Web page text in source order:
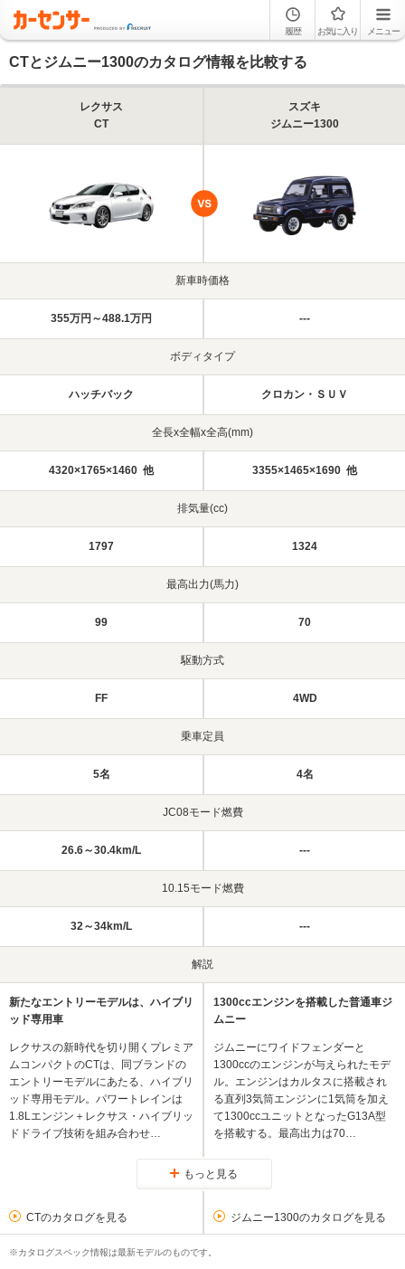
履歴 お気に入り メニュー
CTとジムニー1300のカタログ情報を比較する
レクサス
CT
スズキ
ジムニー1300
新車時価格
355万円～488.1万円 ---
ボディタイプ
ハッチバック クロカン・ＳＵＶ
全長x全幅x全高(mm)
4320×1765×1460 他 3355×1465×1690 他
排気量(cc)
1797 1324
最高出力(馬力)
99 70
駆動方式
FF 4WD
乗車定員
5名 4名
JC08モード燃費
26.6～30.4km/L ---
10.15モード燃費
32～34km/L ---
解説
新たなエントリーモデルは、ハイブリ
ッド専用車
レクサスの新時代を切り開くプレミア
ムコンパクトのCTは、同ブランドの
エントリーモデルにあたる、ハイブリ
ッド専用モデル。パワートレインは
1.8Lエンジン＋レクサス・ハイブリッ
ドドライブ技術を組み合わせ…
1300ccエンジンを搭載した普通車ジ
ムニー
ジムニーにワイドフェンダーと
1300ccのエンジンが与えられたモデ
ル。エンジンはカルタスに搭載され
る直列3気筒エンジンに1気筒を加え
て1300ccユニットとなったG13A型
を搭載する。最高出力は70…
もっと見る
CTのカタログを見る ジムニー1300のカタログを見る
※カタログスペック情報は最新モデルのものです。